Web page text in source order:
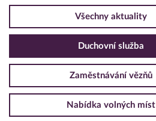
Všechny aktuality
Duchovní služba
Zaměstnávání vězňů
Nabídka volných míst